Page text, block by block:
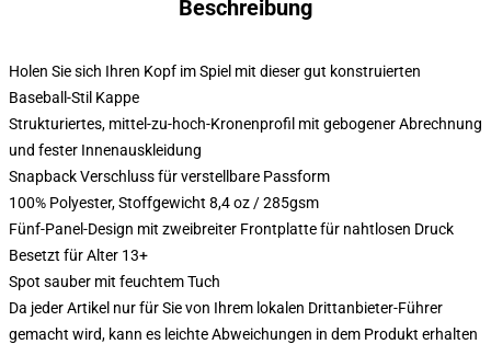
Beschreibung
Holen Sie sich Ihren Kopf im Spiel mit dieser gut konstruierten
Baseball-Stil Kappe
Strukturiertes, mittel-zu-hoch-Kronenprofil mit gebogener Abrechnung
und fester Innenauskleidung
Snapback Verschluss für verstellbare Passform
100% Polyester, Stoffgewicht 8,4 oz / 285gsm
Fünf-Panel-Design mit zweibreiter Frontplatte für nahtlosen Druck
Besetzt für Alter 13+
Spot sauber mit feuchtem Tuch
Da jeder Artikel nur für Sie von Ihrem lokalen Drittanbieter-Führer
gemacht wird, kann es leichte Abweichungen in dem Produkt erhalten